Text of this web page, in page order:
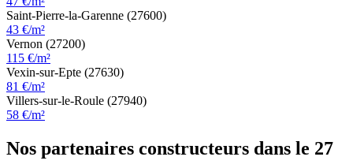
Saint-Pierre-la-Garenne (27600)
43 €/m²
Vernon (27200)
115 €/m²
Vexin-sur-Epte (27630)
81 €/m²
Villers-sur-le-Roule (27940)
58 €/m²
Nos partenaires constructeurs dans le 27